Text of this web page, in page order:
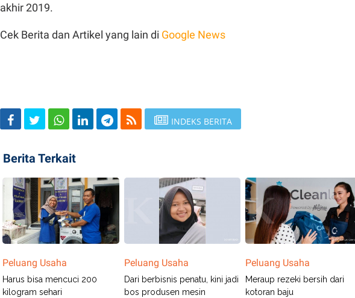
akhir 2019.
Cek Berita dan Artikel yang lain di Google News
INDEKS BERITA
Berita Terkait
Peluang Usaha
Harus bisa mencuci 200
kilogram sehari
Peluang Usaha
Dari berbisnis penatu, kini jadi
bos produsen mesin
Peluang Usaha
Meraup rezeki bersih dari
kotoran baju